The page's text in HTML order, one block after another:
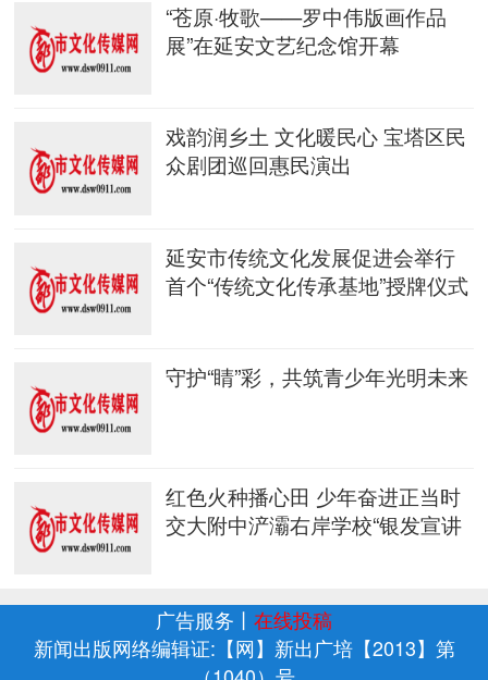
“苍原·牧歌——罗中伟版画作品
展”在延安文艺纪念馆开幕
戏韵润乡土 文化暖民心 宝塔区民
众剧团巡回惠民演出
延安市传统文化发展促进会举行
首个“传统文化传承基地”授牌仪式
守护“睛”彩，共筑青少年光明未来
红色火种播心田 少年奋进正当时
交大附中浐灞右岸学校“银发宣讲
广告服务 丨 在线投稿
新闻出版网络编辑证:【网】新出广培【2013】第